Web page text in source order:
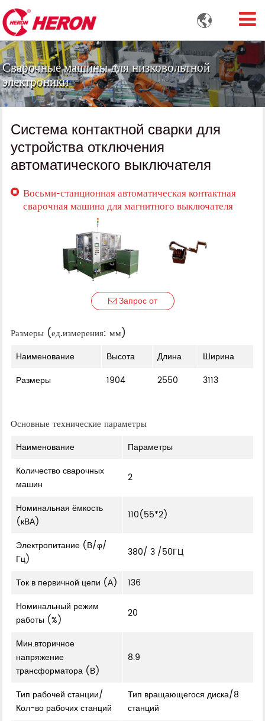

Сварочные машины для низковольтной
электроники
Система контактной сварки для
устройства отключения
автоматического выключателя
Восьми-станционная автоматическая контактная
сварочная машина для магнитного выключателя
Запрос от
Размеры (ед.измерения: мм)
Наименование Высота Длина
Ширина
Размеры
1904 2550 3113
Основные технические параметры
Наименование
Параметры
Количество сварочных
машин
2
Номинальная ёмкость
(кВА)
110(55*2)
Электропитание (В/φ/
Гц)
380/ 3 /50ГЦ
Ток в первичной цепи (А)
136
Номинальный режим
работы (%)
20
Мин.вторичное
напряжение
трансформатора (В)
8.9
Тип рабочей станции/
Кол-во рабочих станций
Тип вращающегося диска/8
станций